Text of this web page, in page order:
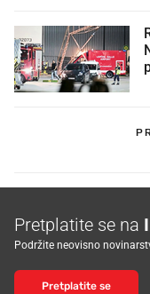
Pretplatite se na
Podržite neovisno
Pretplatite se